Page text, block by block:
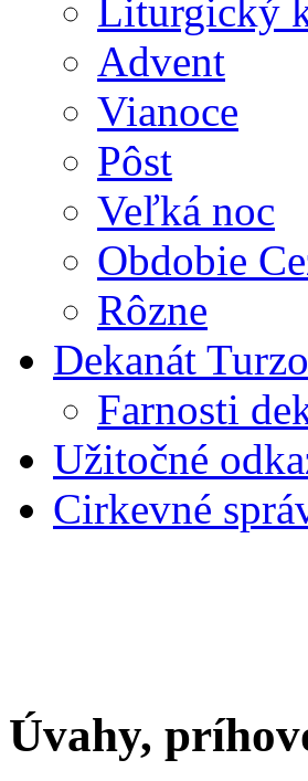
Liturgický
Advent
Vianoce
Pôst
Veľká noc
Obdobie
Rôzne
Dekanát
Farnosti
Užitočné
Cirkevné
Úvahy,